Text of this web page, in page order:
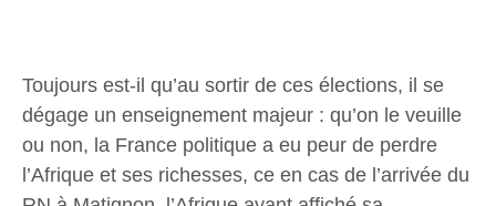
Toujours est-il qu’au sortir de ces élections, il se
dégage un enseignement majeur : qu’on le veuille
ou non, la France politique a eu peur de perdre
l’Afrique et ses richesses, ce en cas de l’arrivée du